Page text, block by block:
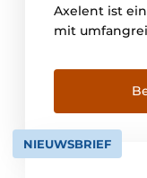
Axelent ist
mit
Sicherheits-
Lager und Bauwesen.
komplettes
Maschinen,
Kabeltrassen.
NIEUWSBRIEF